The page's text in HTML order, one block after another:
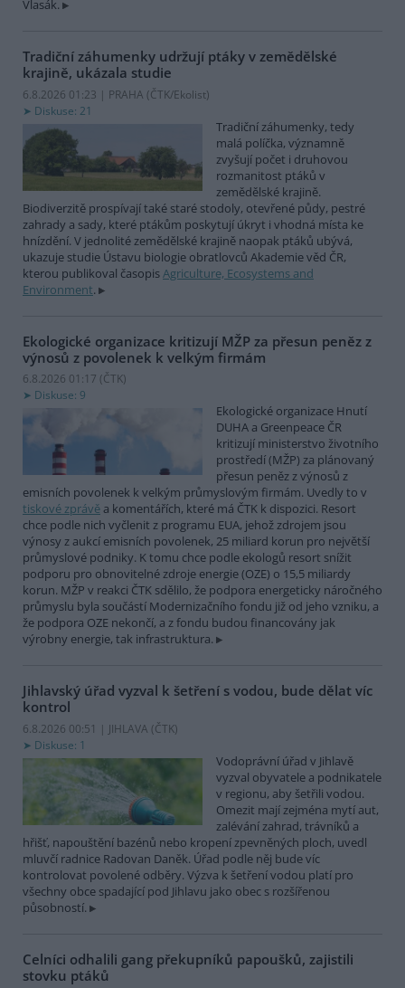
Vlasák.
Tradiční záhumenky udržují ptáky v zemědělské
krajině, ukázala studie
6.8.2026 01:23 | PRAHA (ČTK/Ekolist)
Diskuse: 21
Tradiční záhumenky, tedy
malá políčka, významně
zvyšují počet i druhovou
rozmanitost ptáků v
zemědělské krajině.
Biodiverzitě prospívají také staré stodoly, otevřené půdy, pestré
zahrady a sady, které ptákům poskytují úkryt i vhodná místa ke
hnízdění. V jednolité zemědělské krajině naopak ptáků ubývá,
ukazuje studie Ústavu biologie obratlovců Akademie věd ČR,
kterou publikoval časopisAgriculture, Ecosystems and
Environment.
Ekologické organizace kritizují MŽP za přesun peněz z
výnosů z povolenek k velkým firmám
6.8.2026 01:17 (ČTK)
Diskuse: 9
Ekologické organizace Hnutí
DUHA a Greenpeace ČR
kritizují ministerstvo životního
prostředí (MŽP) za plánovaný
přesun peněz z výnosů z
emisních povolenek k velkým průmyslovým firmám. Uvedly to v
tiskové zprávě a komentářích, které má ČTK k dispozici. Resort
chce podle nich vyčlenit z programu EUA, jehož zdrojem jsou
výnosy z aukcí emisních povolenek, 25 miliard korun pro největší
průmyslové podniky. K tomu chce podle ekologů resort snížit
podporu pro obnovitelné zdroje energie (OZE) o 15,5 miliardy
korun. MŽP v reakci ČTK sdělilo, že podpora energeticky náročného
průmyslu byla součástí Modernizačního fondu již od jeho vzniku, a
že podpora OZE nekončí, a z fondu budou financovány jak
výrobny energie, tak infrastruktura.
Jihlavský úřad vyzval k šetření s vodou, bude dělat víc
kontrol
6.8.2026 00:51 | JIHLAVA (ČTK)
Diskuse: 1
Vodoprávní úřad v Jihlavě
vyzval obyvatele a podnikatele
v regionu, aby šetřili vodou.
Omezit mají zejména mytí aut,
zalévání zahrad, trávníků a
hřišť, napouštění bazénů nebo kropení zpevněných ploch, uvedl
mluvčí radnice Radovan Daněk. Úřad podle něj bude víc
kontrolovat povolené odběry. Výzva k šetření vodou platí pro
všechny obce spadající pod Jihlavu jako obec s rozšířenou
působností.
Celníci odhalili gang překupníků papoušků, zajistili
stovku ptáků